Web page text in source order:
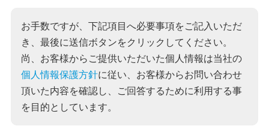
お手数ですが、下記項目へ必要事項をご記入いただ
き、最後に送信ボタンをクリックしてください。
尚、お客様からご提供いただいた個人情報は当社の
個人情報保護方針に従い、お客様からお問い合わせ
頂いた内容を確認し、ご回答するために利用する事
を目的としています。